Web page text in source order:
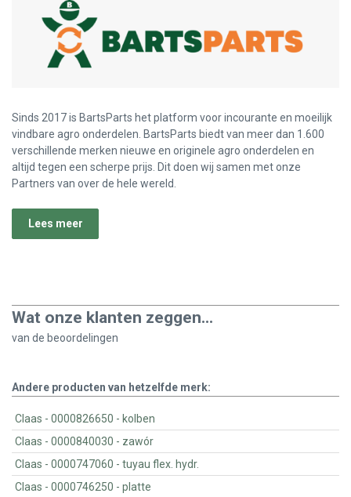
Sinds 2017 is BartsParts het platform voor incourante en moeilijk
vindbare agro onderdelen. BartsParts biedt van meer dan 1.600
verschillende merken nieuwe en originele agro onderdelen en
altijd tegen een scherpe prijs. Dit doen wij samen met onze
Partners van over de hele wereld.
Lees meer
Wat onze klanten zeggen...
van de beoordelingen
Andere producten van hetzelfde merk:
Claas - 0000826650 - kolben
Claas - 0000840030 - zawór
Claas - 0000747060 - tuyau flex. hydr.
Claas - 0000746250 - platte